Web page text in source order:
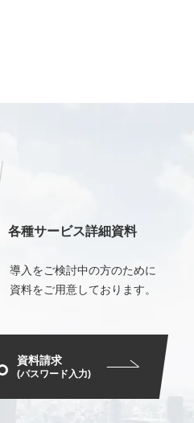
各種サービス詳細資料
導入をご検討中の方のために
資料をご用意しております。
資料請求
(パスワード入力)